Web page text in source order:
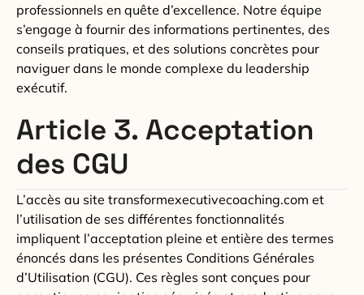
professionnels en quête d’excellence. Notre équipe
s’engage à fournir des informations pertinentes, des
conseils pratiques, et des solutions concrètes pour
naviguer dans le monde complexe du leadership
exécutif.
Article 3. Acceptation
des CGU
L’accès au site transformexecutivecoaching.com et
l’utilisation de ses différentes fonctionnalités
impliquent l’acceptation pleine et entière des termes
énoncés dans les présentes Conditions Générales
d’Utilisation (CGU). Ces règles sont conçues pour